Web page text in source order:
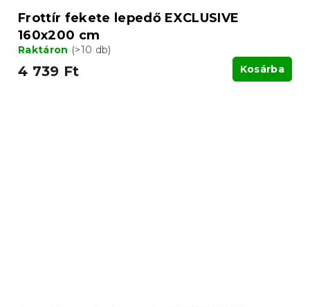
Frottír fekete lepedő EXCLUSIVE
160x200 cm
Raktáron (>10 db)
4 739 Ft Kosárba